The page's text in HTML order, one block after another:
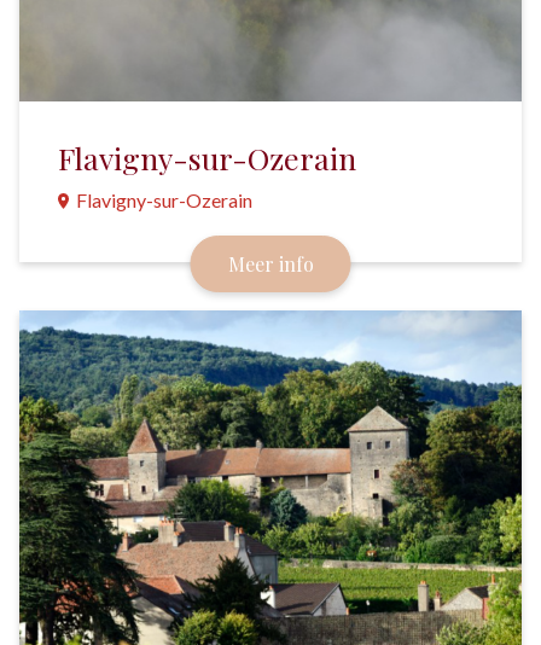
Flavigny-sur-Ozerain
Flavigny-sur-Ozerain
Eén van de mooiste dorpen van Frankrijk. Bekend
vanwege z'n anijssnoepjes en het decor voor de film
Meer info